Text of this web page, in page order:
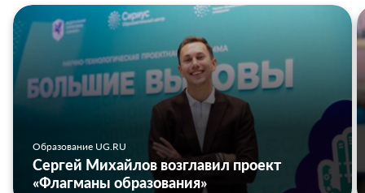
Образование UG.RU
Сергей Михайлов возглавил проект
«Флагманы образования»